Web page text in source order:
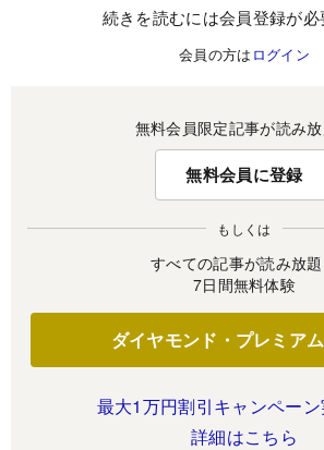
続きを読むには会員登録が必
会員の方は ログイン
無料会員限定記事が読み放
無料会員に登録
もしくは
すべての記事が読み放題
7日間無料体験
ダイヤモンド・プレミア
最大1万円割引キャンペーン
詳細はこちら